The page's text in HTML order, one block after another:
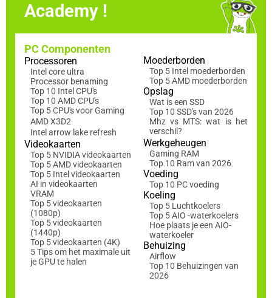
Academy !
PC Componenten
Processoren
Intel core ultra
Processor benaming
Top 10 Intel CPU's
Top 10 AMD CPU's
Top 5 CPU's voor Gaming
AMD X3D2
Intel arrow lake refresh
Videokaarten
Top 5 NVIDIA videokaarten
Top 5 AMD videokaarten
Top 5 Intel videokaarten
AI in videokaarten
VRAM
Top 5 videokaarten
(1080p)
Top 5 videokaarten
(1440p)
Top 5 videokaarten (4K)
5 Tips om het maximale uit
je GPU te halen
Moederborden
Top 5 Intel moederborden
Top 5 AMD moederborden
Opslag
Wat is een SSD
Top 10 SSD's van 2026
Mhz vs MTS: wat is het
verschil?
Werkgeheugen
Gaming RAM
Top 10 Ram van 2026
Voeding
Top 10 PC voeding
Koeling
Top 5 Luchtkoelers
Top 5 AIO -waterkoelers
Hoe plaats je een AIO-
waterkoeler
Behuizing
Airflow
Top 10 Behuizingen van
2026